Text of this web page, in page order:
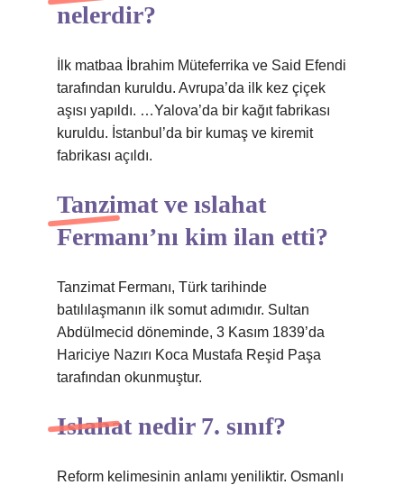
nelerdir?
İlk matbaa İbrahim Müteferrika ve Said Efendi
tarafından kuruldu. Avrupa’da ilk kez çiçek
aşısı yapıldı. …Yalova’da bir kağıt fabrikası
kuruldu. İstanbul’da bir kumaş ve kiremit
fabrikası açıldı.
Tanzimat ve ıslahat
Fermanı’nı kim ilan etti?
Tanzimat Fermanı, Türk tarihinde
batılılaşmanın ilk somut adımıdır. Sultan
Abdülmecid döneminde, 3 Kasım 1839’da
Hariciye Nazırı Koca Mustafa Reşid Paşa
tarafından okunmuştur.
Islahat nedir 7. sınıf?
Reform kelimesinin anlamı yeniliktir. Osmanlı